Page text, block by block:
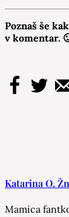
Poznaš še
v komentar.
Katarina O.
Mamica